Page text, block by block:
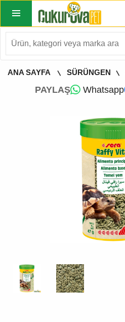
ANA SAYFA SÜRÜNGEN
PAYLAŞ Whatsapp